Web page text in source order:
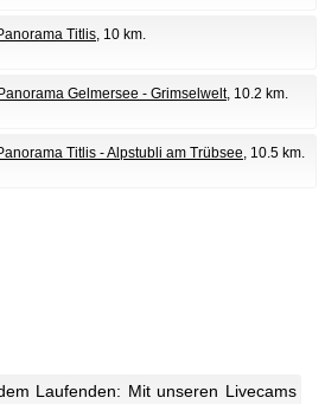
Titlis, 10 km.
Gelmersee - Grimselwelt, 10.2 km.
Titlis - Alpstubli am Trübsee, 10.5 km.
Laufenden: Mit unseren Livecams